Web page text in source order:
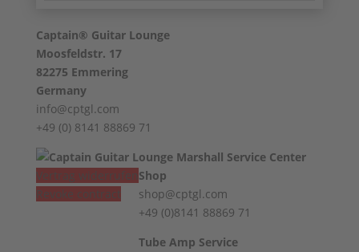
Captain® Guitar Lounge
Moosfeldstr. 17
82275 Emmering
Germany
info@cptgl.com
+49 (0) 8141 88869 71
Vertrag widerrufen
Revoke contract
Shop
shop@cptgl.com
+49 (0)8141 88869 71
Tube Amp Service